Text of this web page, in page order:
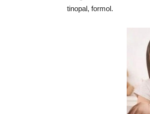
tinopal, formol.